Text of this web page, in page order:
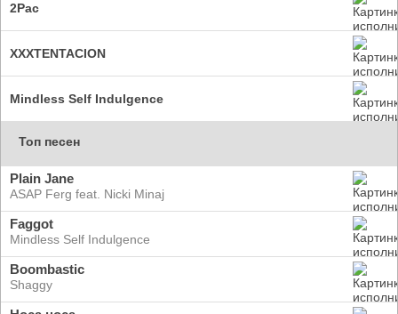
2Pac
XXXTENTACION
Mindless Self Indulgence
Топ песен
Plain Jane
ASAP Ferg feat. Nicki Minaj
Faggot
Mindless Self Indulgence
Boombastic
Shaggy